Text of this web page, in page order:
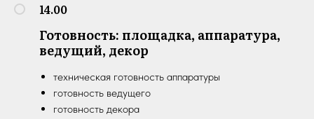
14.00
Готовность: площадка, аппаратура,
ведущий, декор
техническая готовность аппаратуры
готовность ведущего
готовность декора